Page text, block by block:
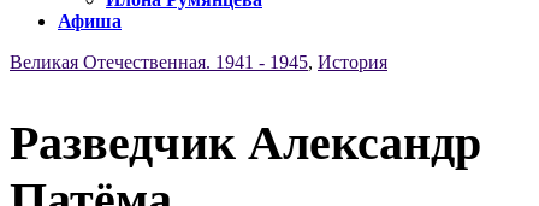
Афиша
Великая Отечественная. 1941 - 1945, История
Разведчик Александр